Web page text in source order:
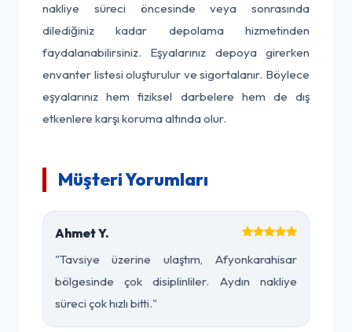
nakliye süreci öncesinde veya sonrasında
dilediğiniz kadar depolama hizmetinden
faydalanabilirsiniz. Eşyalarınız depoya girerken
envanter listesi oluşturulur ve sigortalanır. Böylece
eşyalarınız hem fiziksel darbelere hem de dış
etkenlere karşı koruma altında olur.
Müşteri Yorumları
Ahmet Y.
"Tavsiye üzerine ulaştım, Afyonkarahisar
bölgesinde çok disiplinliler. Aydın nakliye
süreci çok hızlı bitti."